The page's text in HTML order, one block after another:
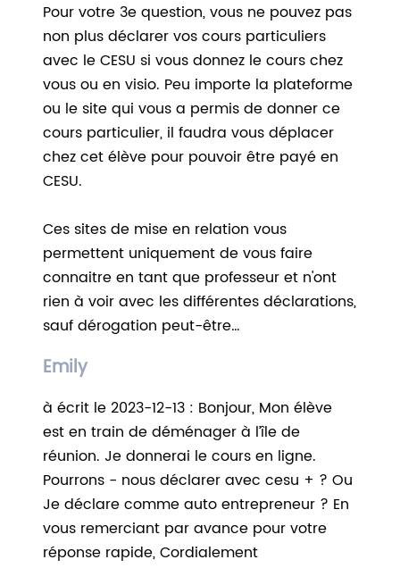
Pour votre 3e question, vous ne pouvez pas
non plus déclarer vos cours particuliers
avec le CESU si vous donnez le cours chez
vous ou en visio. Peu importe la plateforme
ou le site qui vous a permis de donner ce
cours particulier, il faudra vous déplacer
chez cet élève pour pouvoir être payé en
CESU.
Ces sites de mise en relation vous
permettent uniquement de vous faire
connaitre en tant que professeur et n'ont
rien à voir avec les différentes déclarations,
sauf dérogation peut-être…
Emily
à écrit le 2023-12-13 : Bonjour, Mon élève
est en train de déménager à l’île de
réunion. Je donnerai le cours en ligne.
Pourrons - nous déclarer avec cesu + ? Ou
Je déclare comme auto entrepreneur ? En
vous remerciant par avance pour votre
réponse rapide, Cordialement